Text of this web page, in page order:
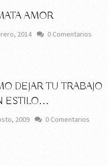
AMOR
2014 0 Comentarios
DEJAR TU TRABAJO
ESTILO…
2009 0 Comentarios